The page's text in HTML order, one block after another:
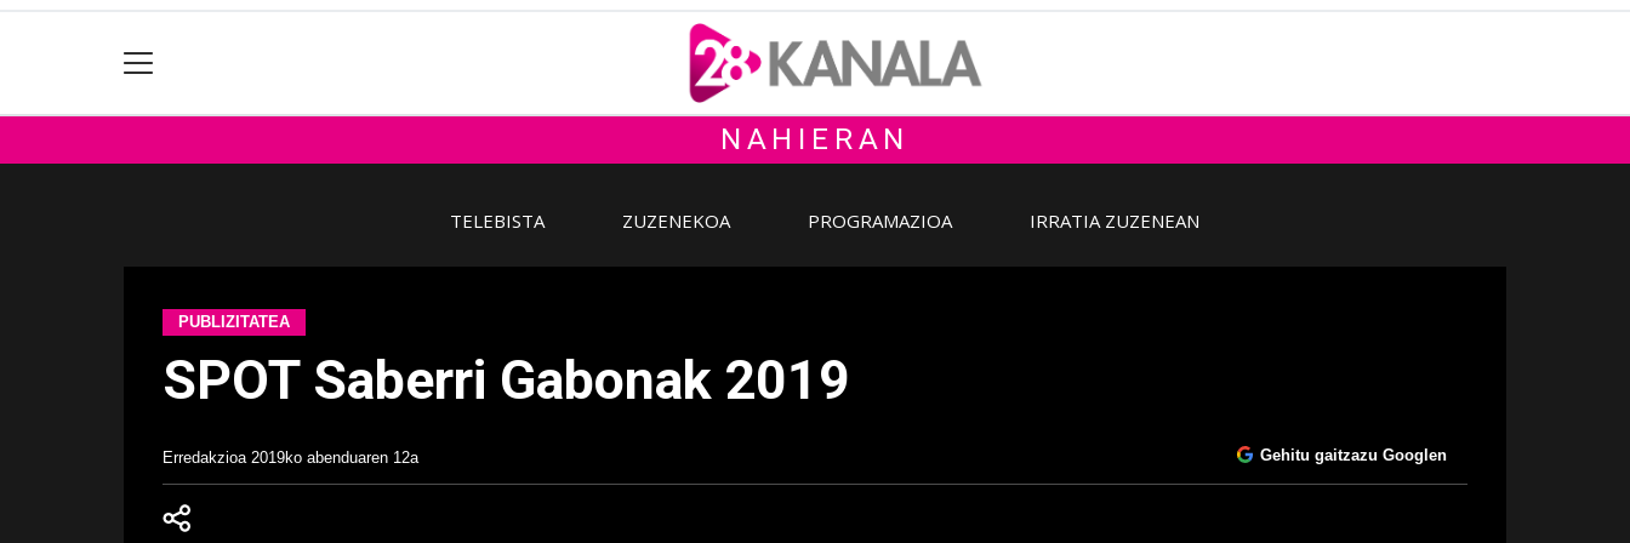
NAHIERAN
TELEBISTA ZUZENEKOA PROGRAMAZIOA IRRATIA ZUZENEAN
PUBLIZITATEA
SPOT Saberri Gabonak 2019
Erredakzioa 2019ko abenduaren 12a Gehitu gaitzazu Googlen